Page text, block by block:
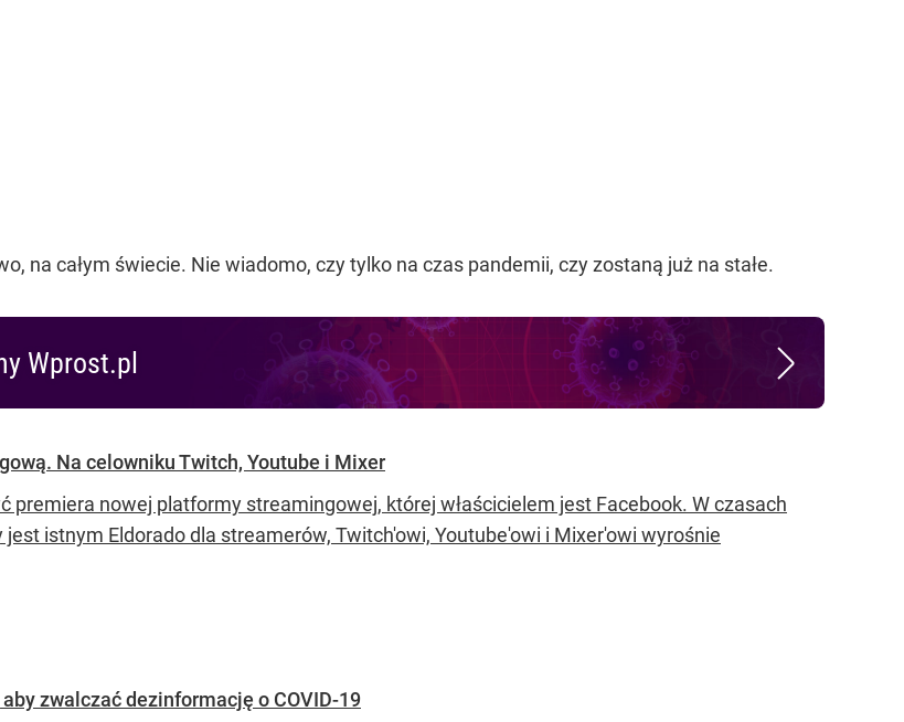
ways to show their support during the#COVID19crisis.pic.twitter.com/HunGyK8KQw
na całym świecie. Nie wiadomo, czy tylko na czas pandemii, czy zostaną już na stałe.